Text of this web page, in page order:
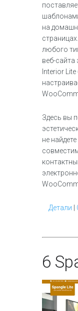
на
любого
веб-
Interior
Здесь вы
не
Детали
6